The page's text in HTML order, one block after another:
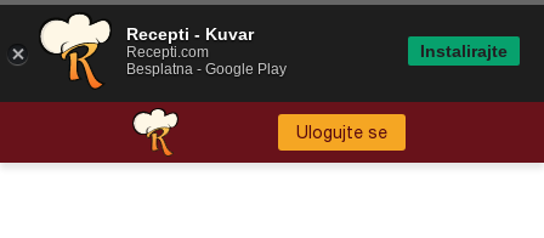
Ulogujte se
Recepti - Kuvar
Recepti.com
Besplatna - Google Play
Instalirajte